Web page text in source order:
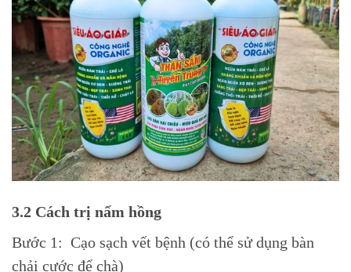
3.2 Cách trị nấm hồng
Bước 1: Cạo sạch vết bệnh (có thể sử dụng bàn
chải cước để chà)